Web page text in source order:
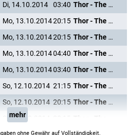
Di, 14.10.2014 03:40
Thor - The Dark Kingdom
Mo, 13.10.201420:15
Thor - The Dark Kingdom
Mo, 13.10.201420:15
Thor - The Dark Kingdom
Mo, 13.10.201404:40
Thor - The Dark Kingdom
Mo, 13.10.201403:40
Thor - The Dark Kingdom
So, 12.10.2014 21:15
Thor - The Dark Kingdom
So, 12.10.2014 20:15
Thor - The Dark Kingdom
So, 12.10.2014
mehr
ohne Gewähr auf Vollständigkeit.